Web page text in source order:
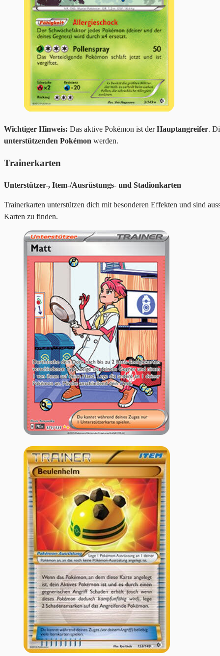
Wichtiger Hinweis: Das aktive Pokémon ist derHauptangreifer.
unterstützenden Pokémon werden.
Trainerkarten
Unterstützer-, Item-/Ausrüstungs- und Stadionkarten
Trainerkarten unterstützen dich mit besonderen Effekten und sind
Karten zu finden.